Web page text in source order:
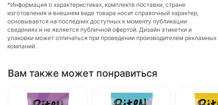
*Информация о характеристиках, комплекте поставки, стране
изготовления и внешнем виде товара носит справочный характер,
основывается на последних доступных к моменту публикации
сведениях и не является публичной офертой. Дизайн этикетки и
упаковки может отличаться при проведении производителем рекламных
компаний.
Вам также может понравиться